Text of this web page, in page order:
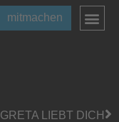
mitmachen
GRETA LIEBT DICH